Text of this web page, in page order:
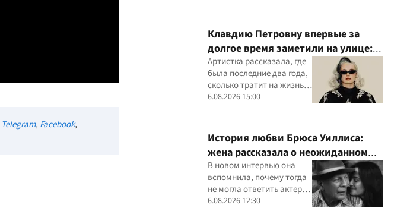
Telegram, Facebook,
Клавдию Петровну впервые за
долгое время заметили на улице:
певица раскрыла подробности
своей жизни
Артистка рассказала, где
была последние два года,
сколько тратит на жизнь и
в какую сумму обходятся
6.08.2026 15:00
История любви Брюса Уиллиса:
жена рассказала о неожиданном
начале их отношений
В новом интервью она
вспомнила, почему тогда
не могла ответить актеру
взаимностью
6.08.2026 12:30